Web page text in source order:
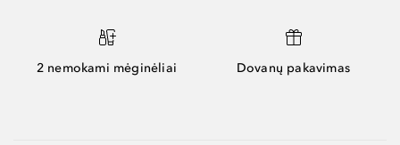
2 nemokami mėginėliai Dovanų pakavimas